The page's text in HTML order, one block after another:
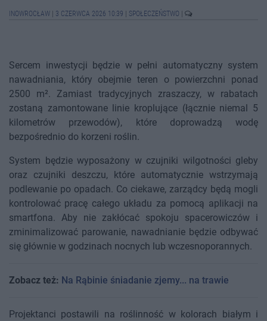
INOWROCŁAW 3 CZERWCA 2026 10:39 SPOŁECZEŃSTWO
Sercem inwestycji będzie w pełni automatyczny system
nawadniania, który obejmie teren o powierzchni ponad
2500 m². Zamiast tradycyjnych zraszaczy, w rabatach
zostaną zamontowane linie kroplujące (łącznie niemal 5
kilometrów przewodów), które doprowadzą wodę
bezpośrednio do korzeni roślin.
System będzie wyposażony w czujniki wilgotności gleby
oraz czujniki deszczu, które automatycznie wstrzymają
podlewanie po opadach. Co ciekawe, zarządcy będą mogli
kontrolować pracę całego układu za pomocą aplikacji na
smartfona. Aby nie zakłócać spokoju spacerowiczów i
zminimalizować parowanie, nawadnianie będzie odbywać
się głównie w godzinach nocnych lub wczesnoporannych.
Zobacz też: Na Rąbinie śniadanie zjemy... na trawie
Projektanci postawili na roślinność w kolorach białym i